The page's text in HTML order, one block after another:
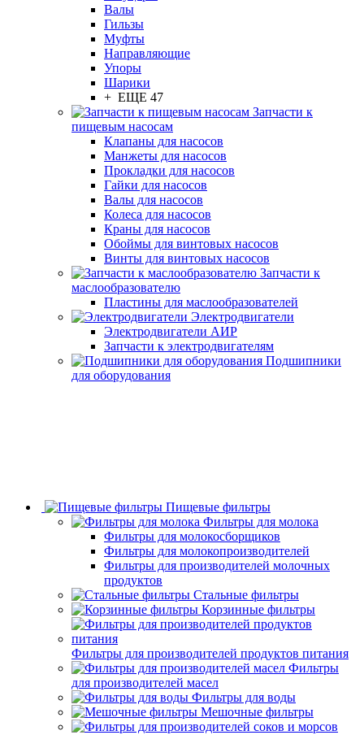
Валы
Гильзы
Муфты
Направляющие
Упоры
Шарики
+ ЕЩЕ 47
Запчасти к
пищевым насосам
Клапаны для насосов
Манжеты для насосов
Прокладки для насосов
Гайки для насосов
Валы для насосов
Колеса для насосов
Краны для насосов
Обоймы для винтовых насосов
Винты для винтовых насосов
Запчасти к
маслообразователю
Пластины для маслообразователей
Электродвигатели
Электродвигатели АИР
Запчасти к электродвигателям
Подшипники
для оборудования
Пищевые фильтры
Фильтры для молока
Фильтры для молокосборщиков
Фильтры для молокопроизводителей
Фильтры для производителей молочных
продуктов
Стальные фильтры
Корзинные фильтры
Фильтры для производителей продуктов питания
Фильтры
для производителей масел
Фильтры для воды
Мешочные фильтры